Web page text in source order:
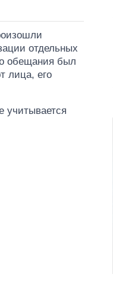
отдельных
обещания был
лица, его
учитывается